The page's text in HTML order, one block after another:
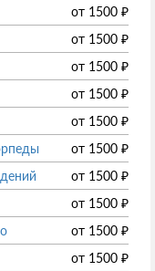
от 1500 ₽
от 1500 ₽
от 1500 ₽
от 1500 ₽
от 1500 ₽
от 1500 ₽
от 1500 ₽
от 1500 ₽
от 1500 ₽
от 1500 ₽